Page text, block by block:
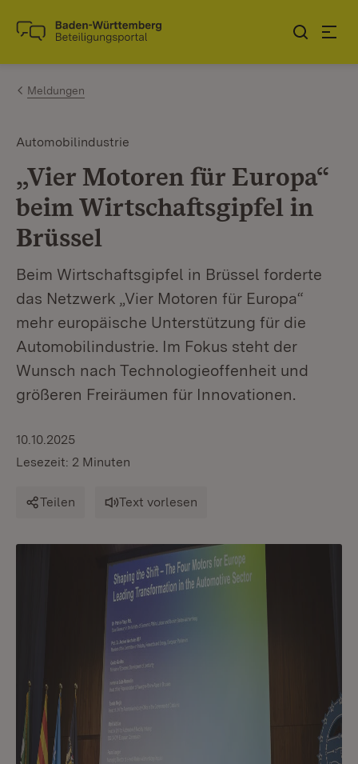
Zum Inhalt springen
Link zur Startseite
Meldungen
Automobilindustrie
„Vier Motoren für Europa“
beim Wirtschaftsgipfel in
Brüssel
Beim Wirtschaftsgipfel in Brüssel forderte
das Netzwerk „Vier Motoren für Europa“
mehr europäische Unterstützung für die
Automobilindustrie. Im Fokus steht der
Wunsch nach Technologieoffenheit und
größeren Freiräumen für Innovationen.
10.10.2025
Lesezeit: 2 Minuten
Teilen Text vorlesen